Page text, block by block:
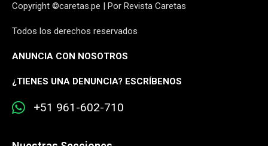
Copyright ©caretas.pe | Por Revista Caretas
Todos los derechos reservados
ANUNCIA CON NOSOTROS
¿TIENES UNA DENUNCIA? ESCRÍBENOS
+51 961-602-710